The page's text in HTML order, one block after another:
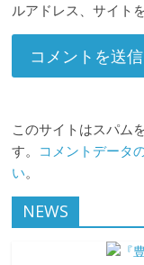
ルアドレス、サイト
このサイトはスパム
す。 コメントデータ
い。
NEWS